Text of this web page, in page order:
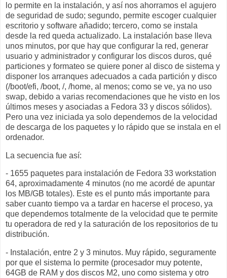
lo permite en la instalación, y así nos ahorramos el agujero
de seguridad de sudo; segundo, permite escoger cualquier
escritorio y software añadido; tercero, como se instala
desde la red queda actualizado. La instalación base lleva
unos minutos, por que hay que configurar la red, generar
usuario y administrador y configurar los discos duros, qué
particiones y formateo se quiere poner al disco de sistema y
disponer los arranques adecuados a cada partición y disco
(/boot/efi, /boot, /, /home, al menos; como se ve, ya no uso
swap, debido a varias recomendaciones que he visto en los
últimos meses y asociadas a Fedora 33 y discos sólidos).
Pero una vez iniciada ya solo dependemos de la velocidad
de descarga de los paquetes y lo rápido que se instala en el
ordenador.
La secuencia fue así:
- 1655 paquetes para instalación de Fedora 33 workstation
64, aproximadamente 4 minutos (no me acordé de apuntar
los MB/GB totales). Este es el punto más importante para
saber cuanto tiempo va a tardar en hacerse el proceso, ya
que dependemos totalmente de la velocidad que te permite
tu operadora de red y la saturación de los repositorios de tu
distribución.
- Instalación, entre 2 y 3 minutos. Muy rápido, seguramente
por que el sistema lo permite (procesador muy potente,
64GB de RAM y dos discos M2, uno como sistema y otro